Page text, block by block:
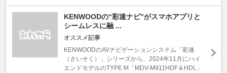
KENWOODの“彩速ナビ”がスマホアプリと
シームレスに融 ...
オススメ記事
KENWOODのAVナビゲーションシステム「彩速
（さいそく）」シリーズから、2024年11月にハイ
エンドモデルのTYPE M「MDV-M911HDF＆HDL」